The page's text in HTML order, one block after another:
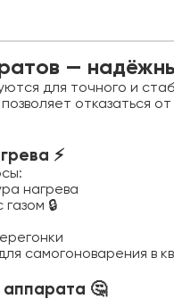
—
для точного и
отказаться
⚡
нагрева
🔒
самогоноварения в
аппарата 🤔